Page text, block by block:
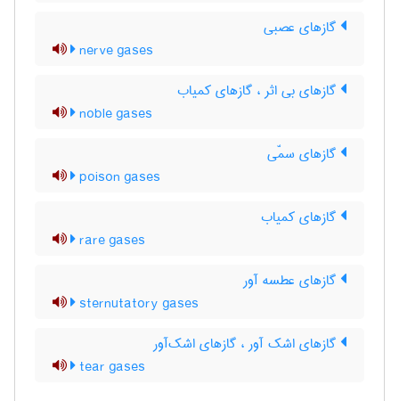
گازهای عصبی
nerve gases
گازهای بی اثر ، گازهای کمیاب
noble gases
گازهای سمّی
poison gases
گازهای کمیاب
rare gases
گازهای عطسه آور
sternutatory gases
گازهای اشک آور ، گازهای اشک‌آور
tear gases